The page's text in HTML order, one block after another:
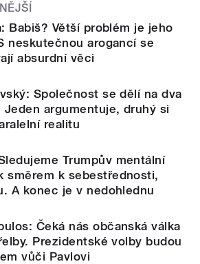
Babiš? Větší problém je jeho
neskutečnou arogancí se
absurdní věci
Společnost se dělí na dva
Jeden argumentuje, druhý si
realitu
Trumpův mentální
směrem k sebestřednosti,
A konec je v nedohlednu
Čeká nás občanská válka
Prezidentské volby budou
vůči Pavlovi